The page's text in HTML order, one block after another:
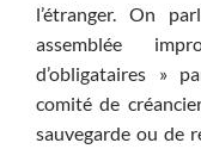
l’étranger. On
assemblée
d’obligataires »
comité de
sauvegarde ou de